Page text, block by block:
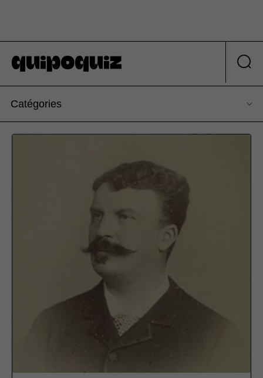
Catégories